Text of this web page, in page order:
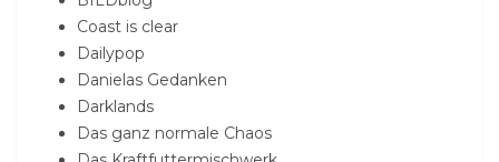
Coast is clear
Dailypop
Danielas Gedanken
Darklands
Das ganz normale Chaos